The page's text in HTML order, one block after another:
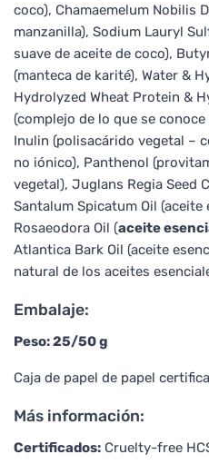
coco), Chamaemelum Nobilis
manzanilla), Sodium Lauryl
suave de aceite de coco),
(manteca de karité), Water &
Hydrolyzed Wheat Protein &
(complejo de lo que se
Inulin (polisacárido vegetal –
no iónico), Panthenol
vegetal), Juglans Regia Seed
Santalum Spicatum Oil (aceite
Rosaeodora Oil (aceite
Atlantica Bark Oil (aceite
natural de los aceites
Embalaje:
Peso: 25/50 g
Caja de papel de papel
Más información:
Certificados: Cruelty-free